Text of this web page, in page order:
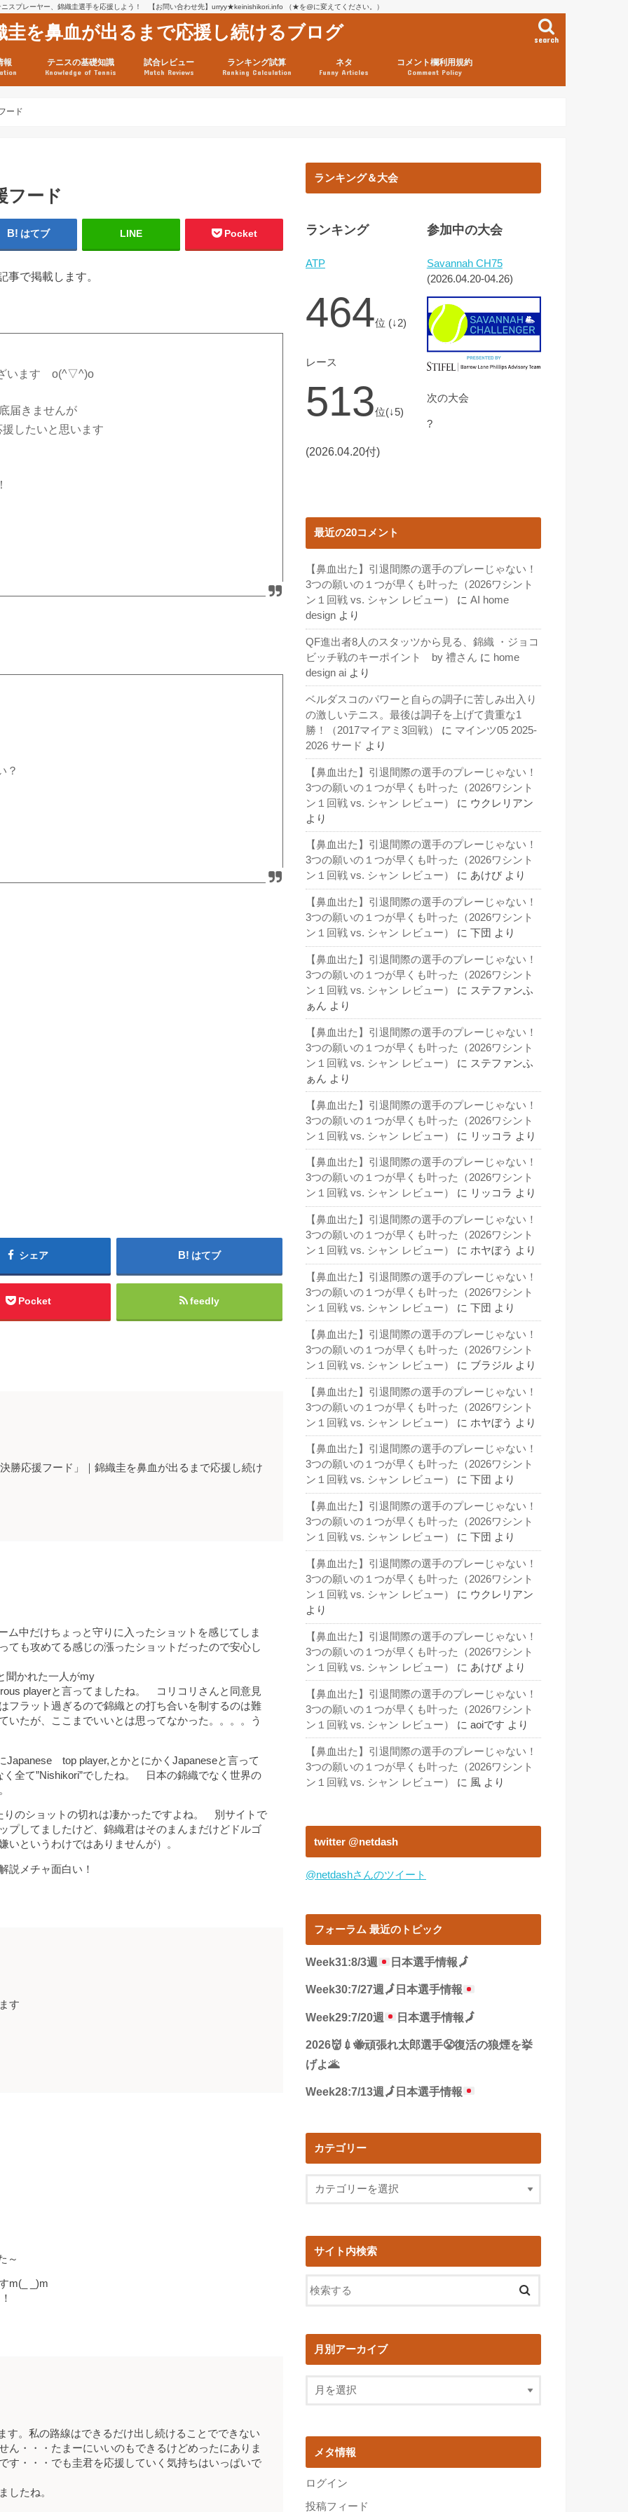
ニスプレーヤー、錦織圭選手を応援しよう！ 【お問い合わせ先】urryy★keinishikori.info （★を@に変えてください。）
圭を鼻血が出るまで応援し続けるブログ search
報 テニスの基礎知識
Knowledge of Tennis
試合レビュー
Match Reviews
ランキング試算
Ranking Calculation
ネタ
Funny Articles
コメント欄利用規約
Comment Policy
ード
フード
はてブ LINE Pocket
で掲載します。
ざいます o(^▽^)o
届きませんが
したいと思います
？
シェア はてブ
Pocket feedly
勝応援フード」｜錦織圭を鼻血が出るまで応援し続け
ム中だけちょっと守りに入ったショットを感じてしま
ても攻めてる感じの漲ったショットだったので安心し
聞かれた一人がmy
playerと言ってましたね。 コリコリさんと同意見
ラット過ぎるので錦織との打ち合いを制するのは難
いたが、ここまでいいとは思ってなかった。。。。う
Japanese top player,とかとにかくJapaneseと言って
全て”Nishikori”でしたね。 日本の錦織でなく世界の
りのショットの切れは凄かったですよね。 別サイトで
プしてましたけど、錦織君はそのまんまだけどドルゴ
いというわけではありませんが）。
説メチャ面白い！
す
～
m(_ _)m
す。私の路線はできるだけ出し続けることでできない
ん・・・たまーにいいのもできるけどめったにありま
す・・・でも圭君を応援していく気持ちはいっぱいで
したね。
ランキング＆大会
ランキング
ATP
464位 (↓2)
レース
513位(↓5)
(2026.04.20付)
参加中の大会
Savannah CH75
(2026.04.20-04.26)
次の大会
?
最近の20コメント
【鼻血出た】引退間際の選手のプレーじゃない！
3つの願いの１つが早くも叶った（2026ワシント
ン１回戦 vs. シャン レビュー）
に AI home
design より
QF進出者8人のスタッツから見る、錦織 ・ジョコ
ビッチ戦のキーポイント by 禮さん に home
design ai より
ベルダスコのパワーと自らの調子に苦しみ出入り
の激しいテニス。最後は調子を上げて貴重な1
勝！（2017マイアミ3回戦）
に マインツ05 2025-
2026 サード より
【鼻血出た】引退間際の選手のプレーじゃない！
3つの願いの１つが早くも叶った（2026ワシント
ン１回戦 vs. シャン レビュー）
に ウクレリアン
より
【鼻血出た】引退間際の選手のプレーじゃない！
3つの願いの１つが早くも叶った（2026ワシント
ン１回戦 vs. シャン レビュー）
に あけび より
【鼻血出た】引退間際の選手のプレーじゃない！
3つの願いの１つが早くも叶った（2026ワシント
ン１回戦 vs. シャン レビュー）
に 下団 より
【鼻血出た】引退間際の選手のプレーじゃない！
3つの願いの１つが早くも叶った（2026ワシント
ン１回戦 vs. シャン レビュー）
に ステファンふ
ぁん より
【鼻血出た】引退間際の選手のプレーじゃない！
3つの願いの１つが早くも叶った（2026ワシント
ン１回戦 vs. シャン レビュー）
に ステファンふ
ぁん より
【鼻血出た】引退間際の選手のプレーじゃない！
3つの願いの１つが早くも叶った（2026ワシント
ン１回戦 vs. シャン レビュー）
に リッコラ より
【鼻血出た】引退間際の選手のプレーじゃない！
3つの願いの１つが早くも叶った（2026ワシント
ン１回戦 vs. シャン レビュー）
に リッコラ より
【鼻血出た】引退間際の選手のプレーじゃない！
3つの願いの１つが早くも叶った（2026ワシント
ン１回戦 vs. シャン レビュー）
に ホヤぼう より
【鼻血出た】引退間際の選手のプレーじゃない！
3つの願いの１つが早くも叶った（2026ワシント
ン１回戦 vs. シャン レビュー）
に 下団 より
【鼻血出た】引退間際の選手のプレーじゃない！
3つの願いの１つが早くも叶った（2026ワシント
ン１回戦 vs. シャン レビュー）
に ブラジル より
【鼻血出た】引退間際の選手のプレーじゃない！
3つの願いの１つが早くも叶った（2026ワシント
ン１回戦 vs. シャン レビュー）
に ホヤぼう より
【鼻血出た】引退間際の選手のプレーじゃない！
3つの願いの１つが早くも叶った（2026ワシント
ン１回戦 vs. シャン レビュー）
に 下団 より
【鼻血出た】引退間際の選手のプレーじゃない！
3つの願いの１つが早くも叶った（2026ワシント
ン１回戦 vs. シャン レビュー）
に 下団 より
【鼻血出た】引退間際の選手のプレーじゃない！
3つの願いの１つが早くも叶った（2026ワシント
ン１回戦 vs. シャン レビュー）
に ウクレリアン
より
【鼻血出た】引退間際の選手のプレーじゃない！
3つの願いの１つが早くも叶った（2026ワシント
ン１回戦 vs. シャン レビュー）
に あけび より
【鼻血出た】引退間際の選手のプレーじゃない！
3つの願いの１つが早くも叶った（2026ワシント
ン１回戦 vs. シャン レビュー）
に aoiです より
【鼻血出た】引退間際の選手のプレーじゃない！
3つの願いの１つが早くも叶った（2026ワシント
ン１回戦 vs. シャン レビュー）
に 風 より
twitter @netdash
@netdashさんのツイート
フォーラム 最近のトピック
Week31:8/3週 日本選手情報🗾
Week30:7/27週🗾 日本選手情報
Week29:7/20週 日本選手情報🗾
2026👹💉🐝頑張れ太郎選手😤復活の狼煙を挙
げよ🌋
Week28:7/13週 🗾 日本選手情報
カテゴリー
サイト内検索
月別アーカイブ
メタ情報
ログイン
投稿フィード